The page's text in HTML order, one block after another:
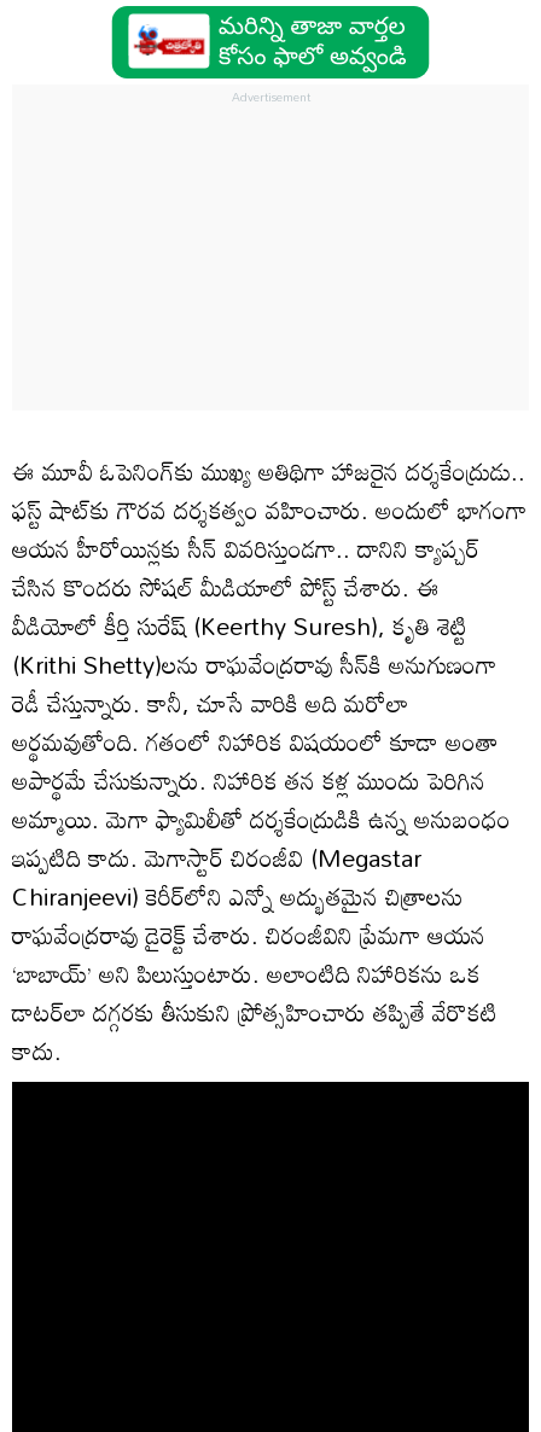
ఈ మూవీ ఓపెనింగ్‌కు ముఖ్య అతిథిగా హాజరైన దర్శకేంద్రుడు..
ఫస్ట్ షాట్‌కు గౌరవ దర్శకత్వం వహించారు. అందులో భాగంగా
ఆయన హీరోయిన్లకు సీన్ వివరిస్తుండగా.. దానిని క్యాప్చర్
చేసిన కొందరు సోషల్ మీడియాలో పోస్ట్ చేశారు. ఈ
వీడియోలో కీర్తి సురేష్ (Keerthy Suresh), కృతి శెట్టి
(Krithi Shetty)లను రాఘవేంద్రరావు సీన్‌కి అనుగుణంగా
రెడీ చేస్తున్నారు. కానీ, చూసే వారికి అది మరోలా
అర్థమవుతోంది. గతంలో నిహారిక విషయంలో కూడా అంతా
అపార్థమే చేసుకున్నారు. నిహారిక తన కళ్ల ముందు పెరిగిన
అమ్మాయి. మెగా ఫ్యామిలీతో దర్శకేంద్రుడికి ఉన్న అనుబంధం
ఇప్పటిది కాదు. మెగాస్టార్ చిరంజీవి (Megastar
Chiranjeevi) కెరీర్‌లోని ఎన్నో అద్భుతమైన చిత్రాలను
రాఘవేంద్రరావు డైరెక్ట్ చేశారు. చిరంజీవిని ప్రేమగా ఆయన
‘బాబాయ్’ అని పిలుస్తుంటారు. అలాంటిది నిహారికను ఒక
డాటర్‌లా దగ్గరకు తీసుకుని ప్రోత్సహించారు తప్పితే వేరొకటి
కాదు.